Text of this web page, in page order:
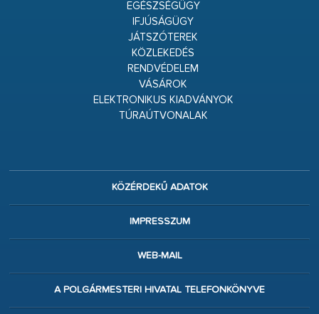
EGÉSZSÉGÜGY
IFJÚSÁGÜGY
JÁTSZÓTEREK
KÖZLEKEDÉS
RENDVÉDELEM
VÁSÁROK
ELEKTRONIKUS KIADVÁNYOK
TÚRAÚTVONALAK
KÖZÉRDEKŰ ADATOK
IMPRESSZUM
WEB-MAIL
A POLGÁRMESTERI HIVATAL TELEFONKÖNYVE